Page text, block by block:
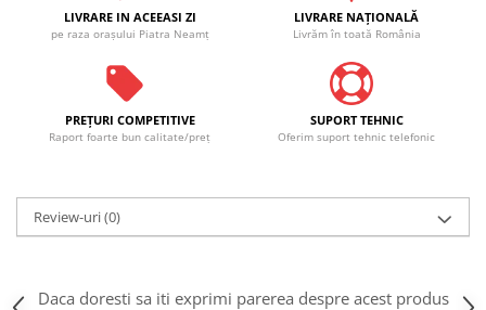
LIVRARE IN ACEEASI ZI
pe raza oraşului Piatra Neamţ
LIVRARE NAŢIONALĂ
Livrăm în toată România
PREŢURI COMPETITIVE
Raport foarte bun calitate/preţ
SUPORT TEHNIC
Oferim suport tehnic telefonic
Review-uri(0)
Daca doresti sa iti exprimi parerea despre acest produs